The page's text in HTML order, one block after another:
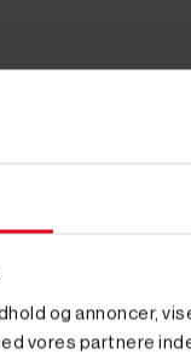
og annoncer,
vores partnere